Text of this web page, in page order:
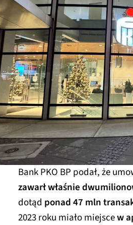
Bank PKO BP podał, że
zawarł właśnie
dotąd ponad 47 mln
2023 roku miało miejscew